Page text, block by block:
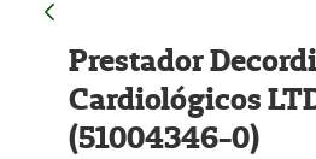
Prestador
Cardiológicos
(51004346-0)